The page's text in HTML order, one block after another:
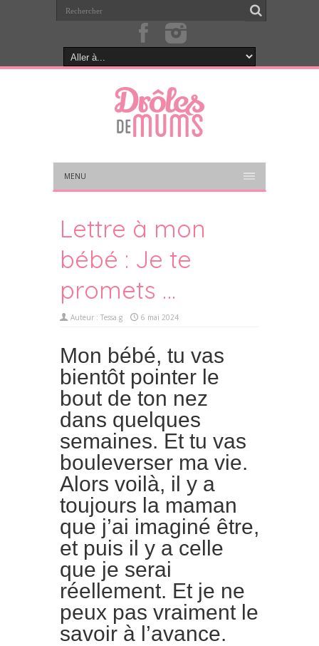
MENU
Lettre à mon
bébé : Je te
promets …
Auteur : Tessa.g 6 mai 2024
Mon bébé, tu vas
bientôt pointer le
bout de ton nez
dans quelques
semaines. Et tu vas
bouleverser ma vie.
Alors voilà, il y a
toujours la maman
que j’ai imaginé être,
et puis il y a celle
que je serai
réellement. Et je ne
peux pas vraiment le
savoir à l’avance.